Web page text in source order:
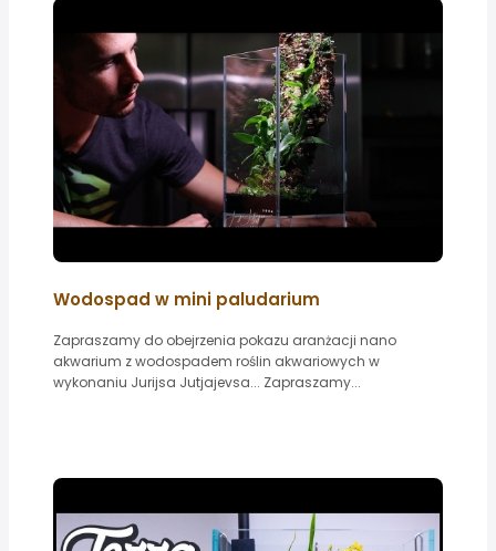
Wodospad w mini paludarium
Zapraszamy do obejrzenia pokazu aranżacji nano
akwarium z wodospadem roślin akwariowych w
wykonaniu Jurijsa Jutjajevsa... Zapraszamy...